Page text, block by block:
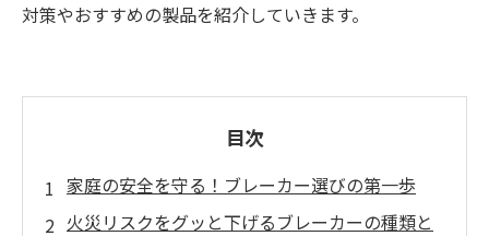
対策やおすすめの製品を紹介していきます。
目次
家庭の安全を守る！ブレーカー選びの第一歩
火災リスクをグッと下げるブレーカーの種類と